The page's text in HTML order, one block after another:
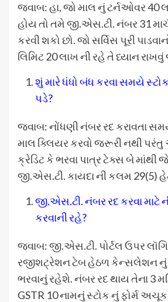
જવાબ: હા, જો માલ નું ટર્નઓવર 40
હોય તો તમે જી.એસ.ટી. નંબર 31
કરવી શકો છો. જો સર્વિસ પૂરી
લિમિટ 20 લાખ ની રહે તે ધ્યાન
શું મારે ધંધો બંધ કરવા સમયે
પડે?
જવાબ: નોંધણી નંબર રદ કરાવતા
માલ ક્લિયર કરવો જરૂરી નથી
ક્રેડિટ કે ભરવા પાત્ર ટેક્સ બે માંથી
જી.એસ.ટી. કાયદા ની કલમ 29(5)
જી.એસ.ટી. નંબર રદ કરવા માટે
કરવાની રહે?
જવાબ: જી.એસ.ટી. પોર્ટલ ઉપર
રજીશટ્રેશન ટેબ હેઠળ કેન્સલેશન નું
ભરવાનું રહેશે. નંબર રદ થાય તેના 3
GSTR 10 નામનું સ્ટોક નું ફોર્મ